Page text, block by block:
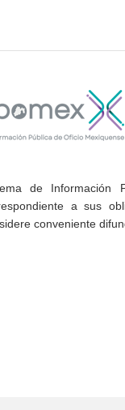
de Información
a sus
conveniente